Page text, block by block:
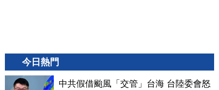
今日熱門
中共假借颱風「交管」台海 台陸委會怒